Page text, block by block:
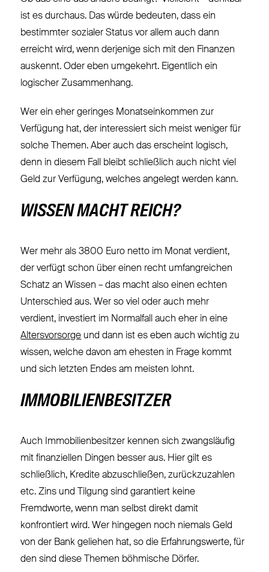
ist es durchaus. Das würde bedeuten, dass ein
bestimmter sozialer Status vor allem auch dann
erreicht wird, wenn derjenige sich mit den Finanzen
auskennt. Oder eben umgekehrt. Eigentlich ein
logischer Zusammenhang.
Wer ein eher geringes Monatseinkommen zur
Verfügung hat, der interessiert sich meist weniger für
solche Themen. Aber auch das erscheint logisch,
denn in diesem Fall bleibt schließlich auch nicht viel
Geld zur Verfügung, welches angelegt werden kann.
WISSEN MACHT REICH?
Wer mehr als 3800 Euro netto im Monat verdient,
der verfügt schon über einen recht umfangreichen
Schatz an Wissen – das macht also einen echten
Unterschied aus. Wer so viel oder auch mehr
verdient, investiert im Normalfall auch eher in eine
Altersvorsorge und dann ist es eben auch wichtig zu
wissen, welche davon am ehesten in Frage kommt
und sich letzten Endes am meisten lohnt.
IMMOBILIENBESITZER
Auch Immobilienbesitzer kennen sich zwangsläufig
mit finanziellen Dingen besser aus. Hier gilt es
schließlich, Kredite abzuschließen, zurückzuzahlen
etc. Zins und Tilgung sind garantiert keine
Fremdworte, wenn man selbst direkt damit
konfrontiert wird. Wer hingegen noch niemals Geld
von der Bank geliehen hat, so die Erfahrungswerte, für
den sind diese Themen böhmische Dörfer.